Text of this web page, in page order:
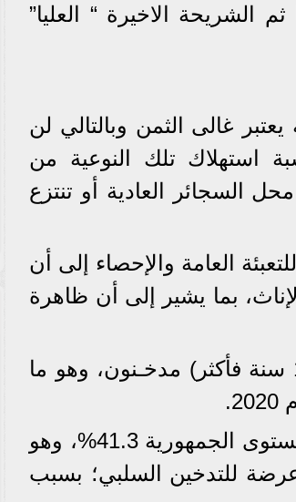
السجائر من 22 جنيها إلى 35 جنيها ثم الشريحة الاخيرة “ العليا”
غالى الثمن وبالتالي لن
استهلاك تلك النوعية من
السجائر العادية أو تنتزع
العامة والإحصاء إلى أن
الذكور تبلغ 35.6٪، مقابل 0.3٪ بين الإناث، بما يشير إلى أن ظاهرة
وتوضح الإحصائيات، أن 17.7٪ من إجمالي السكان (15 سنة فأكثر) مدخـنون، وهو ما
وتبلغ نسبة الأسر التي بها فرد مدخن على الأقل على مستوى الجمهورية 41.3%، وهو
ولكنه عرضة للتدخين السلبي؛ بسبب